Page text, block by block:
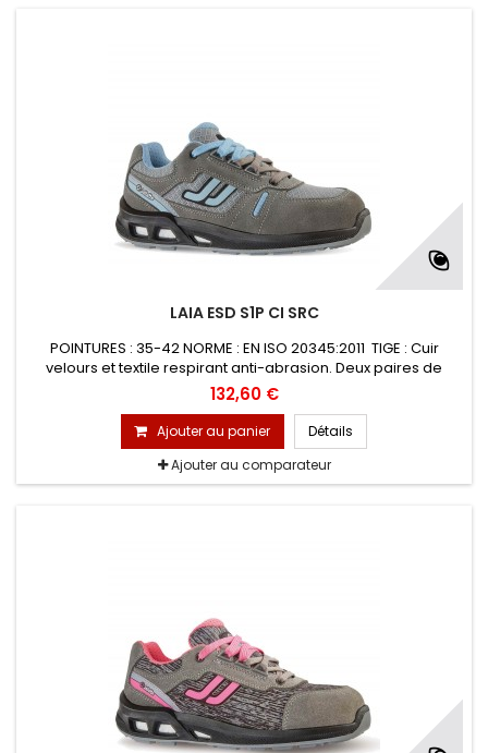
LAIA ESD S1P CI SRC
POINTURES : 35-42 NORME : EN ISO 20345:2011 TIGE : Cuir
velours et textile respirant anti-abrasion. Deux paires de
lacets colorés interchangeables. DOUBLURE : en maille 3D, à
structure avéolée, améliore la ventilation périphérique du
pied et sèche rapidement EMBOUT : PREM-Alu en aluminium
200 J
132,60 €
Ajouter au panier
Détails
Ajouter au comparateur